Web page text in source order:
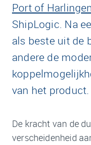
Port of
ShipLogic. Na
als beste uit de
andere de
van het product.
De kracht van de
verscheidenheid